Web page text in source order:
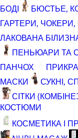
БОДІ
БЮСТЬЕ,
ГАРТЕРИ, ЧОКЕРИ,
ЛАКОВАНА
ПЕНЬЮАРИ ТА
ПАНЧОХ
МАСКИ
СУКНІ,
СІТКИ
КОСТЮМИ
КОСМЕТИКА І